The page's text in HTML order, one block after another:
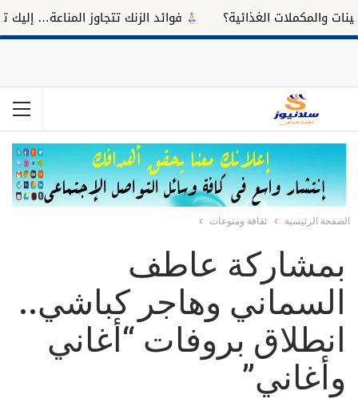
الغذائية؟ فوائد الزنك تتجاوز المناعة… إليك تأثيره
الصفحة الرئيسية ثقافة ومنوعات
بمشاركة عاطف
السماني وهاجر كباشي..
انطلاق بروفات “أغاني
وأغاني”